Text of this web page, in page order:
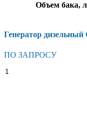
Объем бака, л
Генератор дизельный
ПО ЗАПРОСУ
Генератор